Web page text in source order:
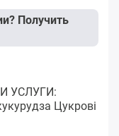
Получить
УСЛУГИ:
Цукрові